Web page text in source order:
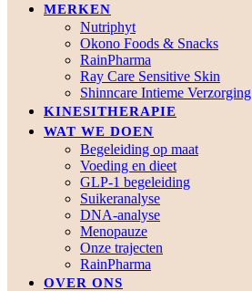
MERKEN
Nutriphyt
Okono Foods & Snacks
RainPharma
Ray Care Sensitive Skin
Shinncare Intieme Verzorging
KINESITHERAPIE
WAT WE DOEN
Begeleiding op maat
Voeding en dieet
GLP-1 begeleiding
Suikeranalyse
DNA-analyse
Menopauze
Onze trajecten
RainPharma
OVER ONS